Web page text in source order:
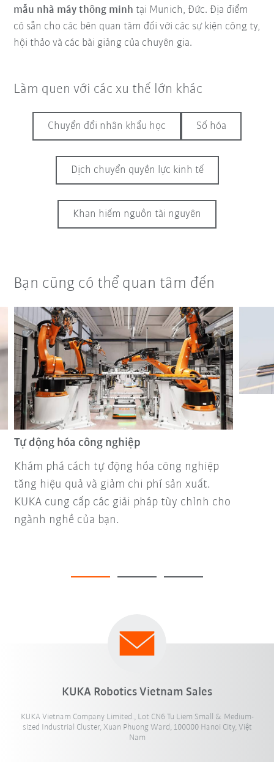
mẫu nhà máy thông minh tại Munich, Đức. Địa điểm
có sẵn cho các bên quan tâm đối với các sự kiện công ty,
hội thảo và các bài giảng của chuyên gia.
Làm quen với các xu thế lớn khác
Chuyển đổi nhân khẩu học Số hóa
Dịch chuyển quyền lực kinh tế
Khan hiếm nguồn tài nguyên
Bạn cũng có thể quan tâm đến
Tự động hóa công nghiệp
Khám phá cách tự động hóa công nghiệp
tăng hiệu quả và giảm chi phí sản xuất.
KUKA cung cấp các giải pháp tùy chỉnh cho
ngành nghề của bạn.
KUKA Robotics Vietnam Sales
KUKA Vietnam Company Limited., Lot CN6 Tu Liem Small & Medium-
sized Industrial Cluster, Xuan Phuong Ward, 100000 Hanoi City, Việt
Nam